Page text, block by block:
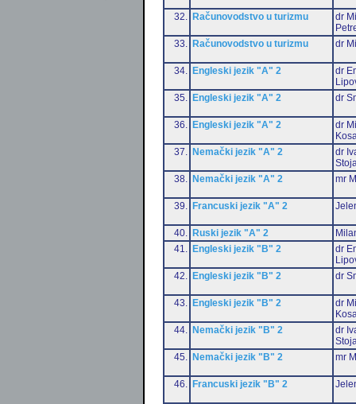
32. Računovodstvo u turizmu
dr
33.
Računovodstvo u turizmu dr
34. Engleski jezik "A" 2
dr
35.
Engleski jezik "A" 2 dr
36. Engleski jezik "A" 2
dr
37.
Nemački jezik "A" 2
dr
38.
Nemački jezik "A" 2 mr
39. Francuski jezik "A" 2
40. Ruski jezik "A" 2
41.
Engleski jezik "B" 2
dr
42.
Engleski jezik "B" 2 dr
43. Engleski jezik "B" 2
dr
44.
Nemački jezik "B" 2
dr
45.
Nemački jezik "B" 2 mr
46. Francuski jezik "B" 2